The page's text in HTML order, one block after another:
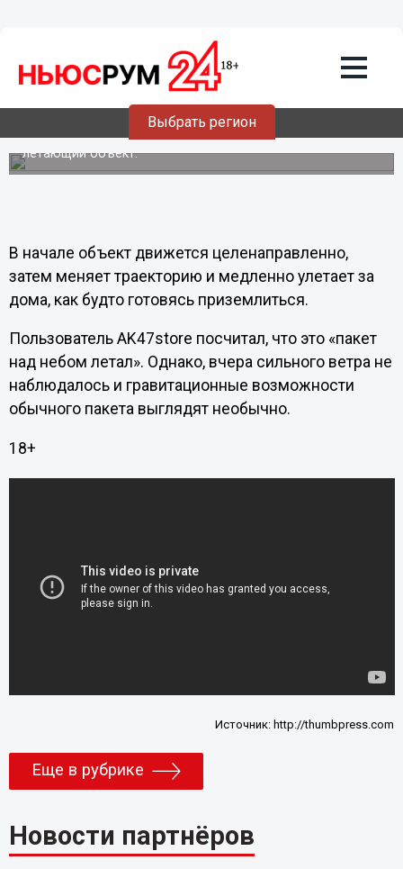
Выбрать регион
НЛО наблюдали в Нижегородской
В центре Дзержинска Нижегородской области вечером
2 октября очевидцы сняли на видео неопознанный
летающий объект.
В начале объект движется целенаправленно,
затем меняет траекторию и медленно улетает за
дома, как будто готовясь приземлиться.
Пользователь AK47store посчитал, что это «пакет
над небом летал». Однако, вчера сильного ветра не
наблюдалось и гравитационные возможности
обычного пакета выглядят необычно.
18+
Источник: http://thumbpress.com
Еще в рубрике
Новости партнёров